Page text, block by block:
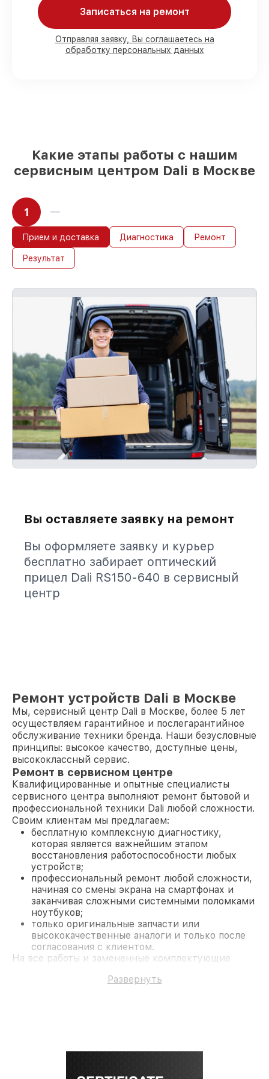
запчастей Dali имеются на складе в
Москве, остальные поступают
оперативно
Фирменные детали Dali и проверенные
Записаться на ремонт
Отправляя заявку, Вы соглашаетесь на
обработку персональных данных
Какие этапы работы с нашим
сервисным центром Dali в Москве
1
Прием и доставка Диагностика Ремонт
Результат
Вы оставляете заявку на ремонт
Вы оформляете заявку и курьер
бесплатно забирает оптический
прицел Dali RS150-640 в сервисный
центр
Ремонт устройств Dali в Москве
Мы, сервисный центр Dali в Москве, более 5 лет
осуществляем гарантийное и послегарантийное
обслуживание техники бренда. Наши безусловные
принципы: высокое качество, доступные цены,
высококлассный сервис.
Ремонт в сервисном центре
Квалифицированные и опытные специалисты
сервисного центра выполняют ремонт бытовой и
профессиональной техники Dali любой сложности.
Своим клиентам мы предлагаем:
бесплатную комплексную диагностику,
которая является важнейшим этапом
восстановления работоспособности любых
устройств;
профессиональный ремонт любой сложности,
начиная со смены экрана на смартфонах и
заканчивая сложными системными поломками
ноутбуков;
только оригинальные запчасти или
высококачественные аналоги и только после
согласования с клиентом.
На все работы и замененные комплектующие
поломки по условиям гарантии, мы бесплатно
безупречной репутацией;
Развернуть